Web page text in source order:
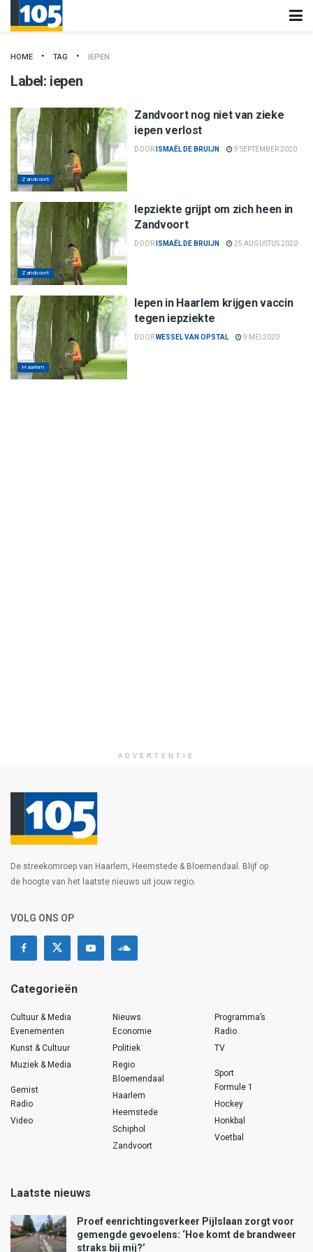
HOME TAG IEPEN
Label: iepen
Zandvoort
Zandvoort nog niet van zieke
iepen verlost
DOOR ISMAËL DE BRUIJN 9 SEPTEMBER 2020
Zandvoort
Iepziekte grijpt om zich heen in
Zandvoort
DOOR ISMAËL DE BRUIJN 25 AUGUSTUS 2020
Haarlem
Iepen in Haarlem krijgen vaccin
tegen iepziekte
DOORWESSEL VAN OPSTAL 9 MEI 2020
ADVERTENTIE
De streekomroep van Haarlem, Heemstede & Bloemendaal. Blijf op
de hoogte van het laatste nieuws uit jouw regio.
VOLG ONS OP
Categorieën
Cultuur & Media
Evenementen
Kunst & Cultuur
Muziek & Media
Gemist
Radio
Video
Nieuws
Economie
Politiek
Regio
Bloemendaal
Haarlem
Heemstede
Schiphol
Zandvoort
Programma’s
Radio
TV
Sport
Formule 1
Hockey
Honkbal
Voetbal
Laatste nieuws
Proef eenrichtingsverkeer Pijlslaan zorgt voor
gemengde gevoelens: ‘Hoe komt de brandweer
straks bij mij?’